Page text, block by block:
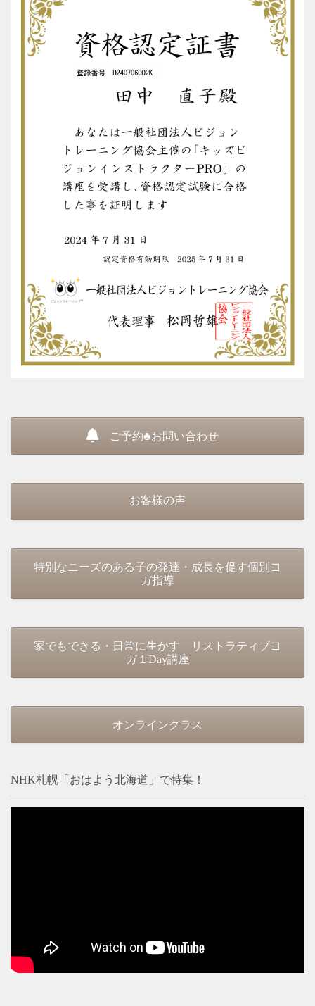
ご予約♣お問い合わせ
お客様の声
特別なニーズのある子の発達・成長を促す個別ヨ
ガ指導
家でもできる・日常に生かす リストラティブヨ
ガ１Day講座
オンラインクラス
NHK札幌「おはよう北海道」で特集！